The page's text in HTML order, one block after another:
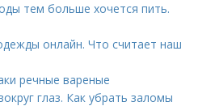
тем больше хочется пить.
онлайн. Что считает наш
речные вареные
глаз. Как убрать заломы